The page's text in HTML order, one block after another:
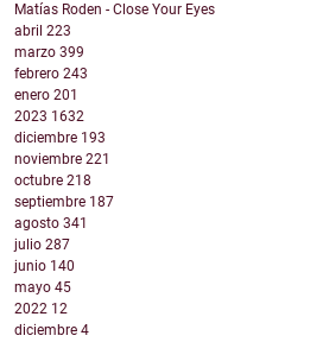
Matías Roden - Close Your Eyes
abril 223
marzo 399
febrero 243
enero 201
2023 1632
diciembre 193
noviembre 221
octubre 218
septiembre 187
agosto 341
julio 287
junio 140
mayo 45
2022 12
diciembre 4